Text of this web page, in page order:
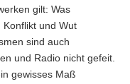
gilt: Was
und Wut
sind auch
und Radio nicht gefeit.
gewisses Maß